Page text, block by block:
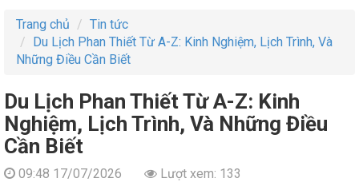
Trang chủ
Tin tức
Du Lịch Phan Thiết Từ A-Z: Kinh Nghiệm, Lịch Trình, Và
Những Điều Cần Biết
Du Lịch Phan Thiết Từ A-Z: Kinh
Nghiệm, Lịch Trình, Và Những Điều
Cần Biết
09:48 17/07/2026 Lượt xem: 133